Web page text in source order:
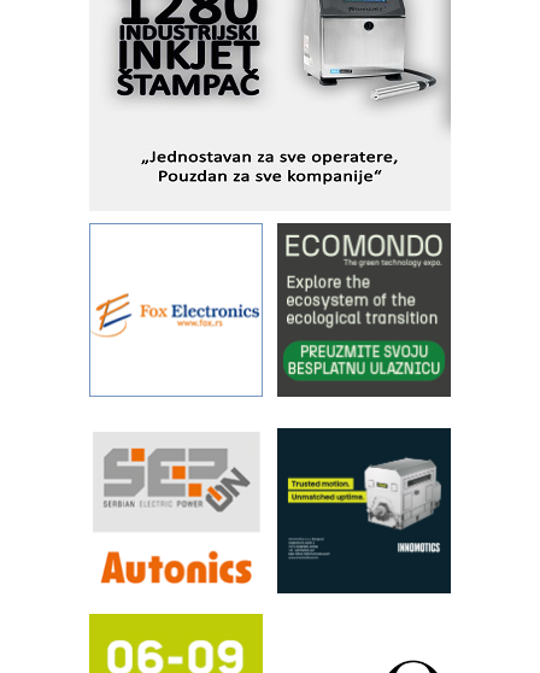
KIP KOP – napredna rešenja za
savremene industrijske i logističke
objekte
Alba d.o.o. – 35 godina preciznosti u
IBeRTIM - oprema za ispitivanje
STAUFF – Komponente koje
povećavaju pouzdanost hidrauličkih
YAMADA pumpe – japanska
pouzdanost u transferu fluida
Filtration Group Industrial – Napredna
rešenja za filtraciju u hidrauličkim i
RILINEX kompanije Rittal
FANUC: Najbolje za vašu pametnu
automatizaciju
Efikasno upravljanje energijom
Automatizacija pakovanja · Display
Potpuna efikasnost bez složenih
sistema